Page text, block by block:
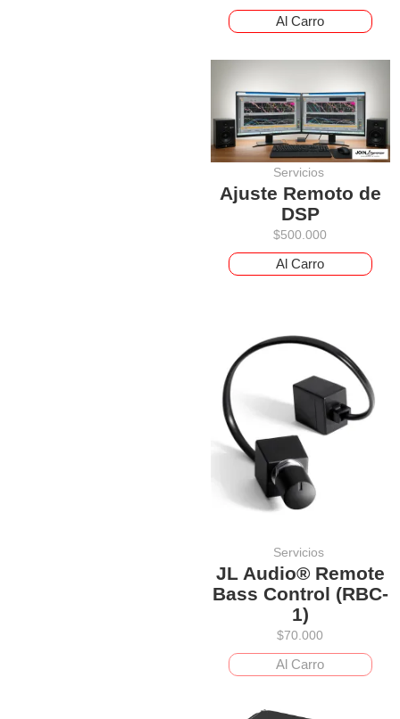
Al Carro
Servicios
Ajuste Remoto de
DSP
$500.000
Al Carro
Servicios
JL Audio® Remote
Bass Control (RBC-
1)
$70.000
Al Carro